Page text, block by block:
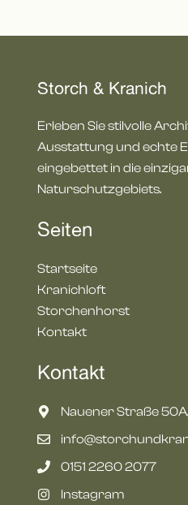
Storch & Kranich
Erleben Sie stilvolle
Ausstattung und echte
eingebettet in die
Naturschutzgebiets.
Seiten
Startseite
Kranichloft
Storchenhorst
Kontakt
Kontakt
Nauener Straße
‭0151 2260 2077
Instagram